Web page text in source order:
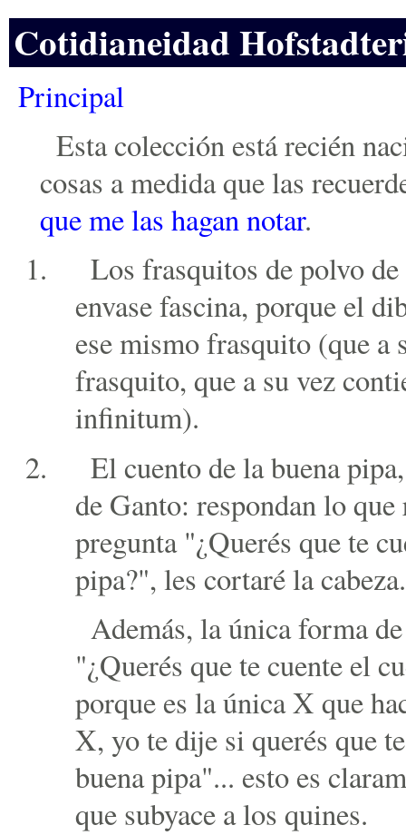
Cotidianeidad
Principal
Esta colección está recién
cosas a medida que las
que me las hagan notar.
Los frasquitos de polvo
envase fascina, porque el
ese mismo frasquito (que a
frasquito, que a su vez
infinitum).
El cuento de la buena
de Ganto: respondan lo
pregunta "¿Querés que te
pipa?", les cortaré la cabeza.
Además, la única forma
"¿Querés que te cuente el
porque es la única X que
X, yo te dije si querés que
buena pipa"... esto es
que subyace a los quines.